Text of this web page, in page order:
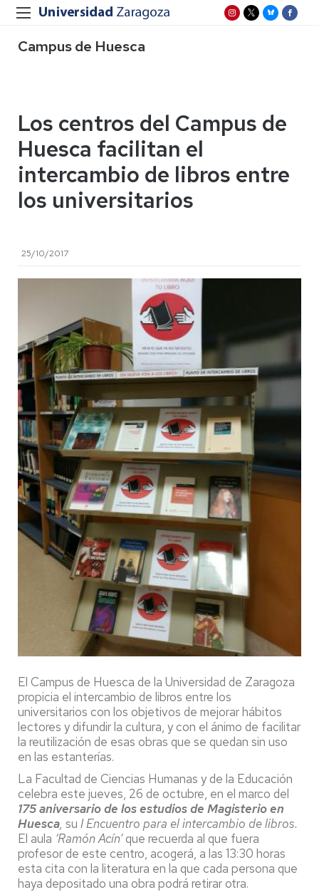
Campus de Huesca
Los centros del Campus de
Huesca facilitan el
intercambio de libros entre
los universitarios
25/10/2017
El Campus de Huesca de la Universidad de Zaragoza
propicia el intercambio de libros entre los
universitarios con los objetivos de mejorar hábitos
lectores y difundir la cultura, y con el ánimo de facilitar
la reutilización de esas obras que se quedan sin uso
en las estanterías.
La Facultad de Ciencias Humanas y de la Educación
celebra este jueves, 26 de octubre, en el marco del
175 aniversario de los estudios de Magisterio en
Huesca, su I Encuentro para el intercambio de libros.
El aula ‘Ramón Acín’que recuerda al que fuera
profesor de este centro, acogerá, a las 13:30 horas
esta cita con la literatura en la que cada persona que
haya depositado una obra podrá retirar otra.